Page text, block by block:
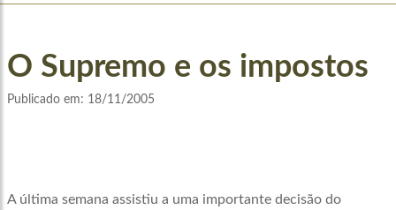
O Supremo e os impostos
Publicado em: 18/11/2005
A última semana assistiu a uma importante decisão do